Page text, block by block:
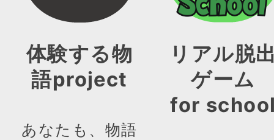
体験する物
語project
あなたも、物語
リアル脱
ゲーム
for